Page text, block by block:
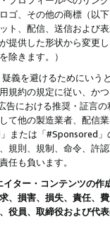
ゴ、その他の商標（以
ト、配信、送信および
提供した形状から変更
除きます。）
義を避けるためにいう
規約の規定に従い、か
告における推奨・証言
て他の製造業者、配信
または「#Sponsored
規則、規制、命令、許
任も負います。
ター・コンテンツの
、損害、損失、責任、
役員、取締役および代